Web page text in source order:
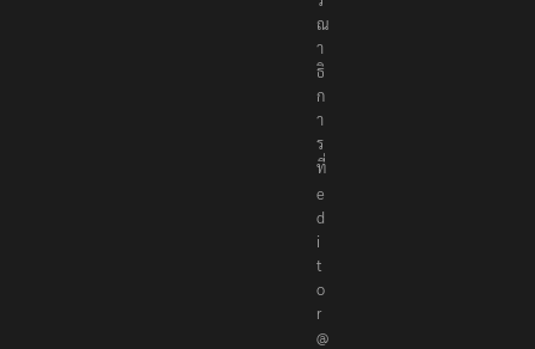
ณ
า
ธิ
ก
า
ร
ที่
e
d
i
t
o
r
@